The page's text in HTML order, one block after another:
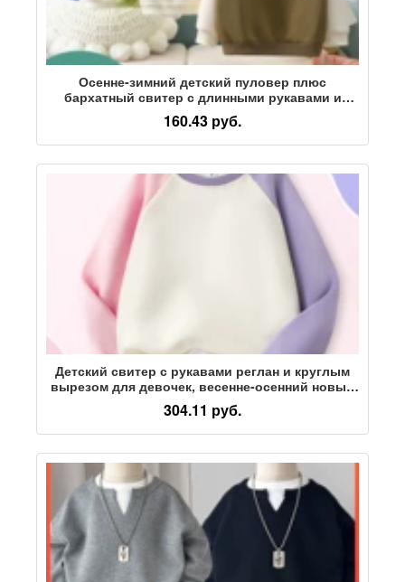
Осенне-зимний детский пуловер плюс
бархатный свитер с длинными рукавами и
буквенным принтом, повседневная свободная
блузка для маленьких мальчиков и девочек,
куртка
160.43 руб.
Детский свитер с рукавами реглан и круглым
вырезом для девочек, весенне-осенний новый
свободный повседневный свитер в западном
стиле, универсальный пуловер
304.11 руб.